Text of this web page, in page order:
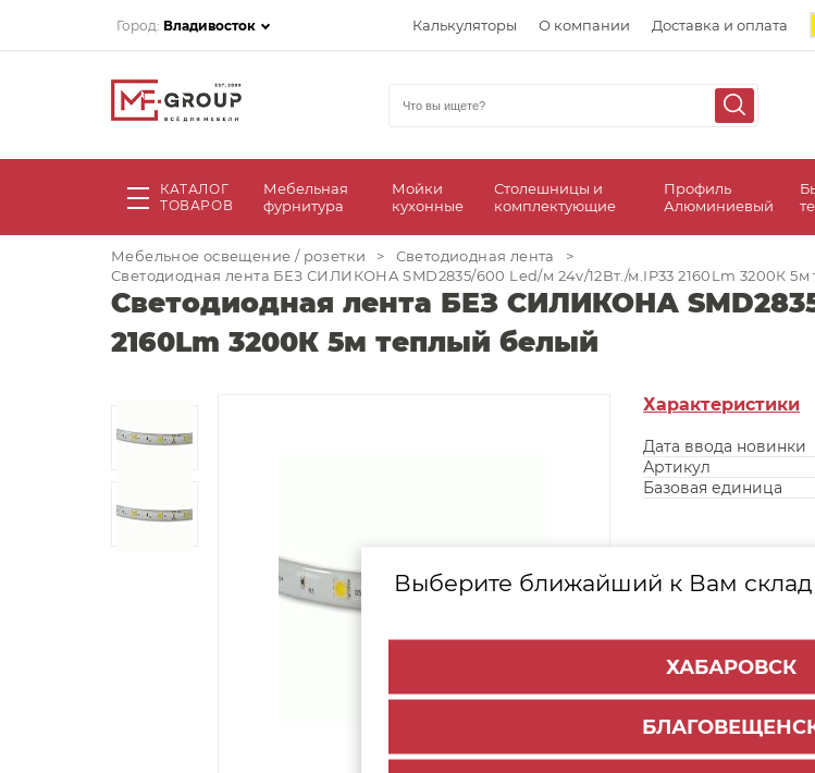
Город: Владивосток Калькуляторы О компании Доставка и оплата
КАТАЛОГ
ТОВАРОВ
Мебельная
фурнитура
Мойки
кухонные
Столешницы и
комплектующие
Профиль
Алюминиевый
Выберите ближайший к Вам склад
ХАБАРОВСК
Мебельное освещение / розетки > Светодиодная лента
>
Светодиодная лента БЕЗ СИЛИКОНА SMD2835/600 Led/м 24v/12Вт./м.IP33 2160Lm 3200К
Светодиодная лента БЕЗ СИЛИКОНА
2160Lm 3200К 5м теплый белый
Характеристики
Дата ввода новинки
Артикул
Базовая единица